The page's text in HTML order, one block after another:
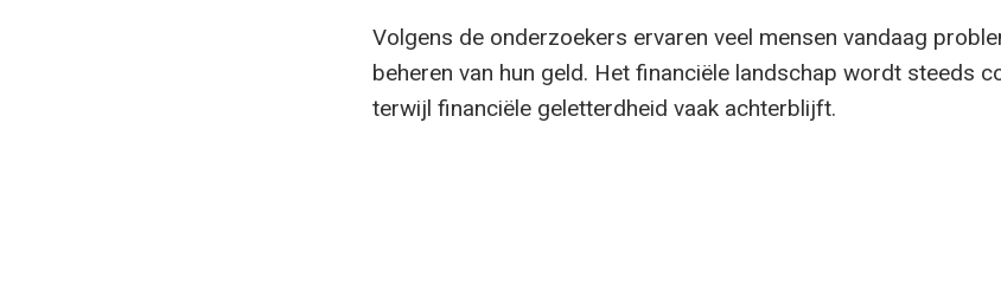
Volgens de onderzoekers ervaren veel mensen vandaag
beheren van hun geld. Het financiële landschap wordt steeds
terwijl financiële geletterdheid vaak achterblijft.